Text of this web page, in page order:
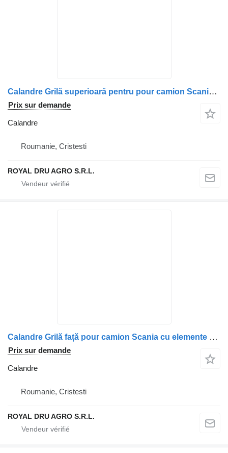
Calandre Grilă superioară pentru pour camion Scania – Model colorat albastru și portocaliu
Prix sur demande
Calandre
Roumanie, Cristesti
ROYAL DRU AGRO S.R.L.
Calandre Grilă față pour camion Scania cu elemente albastre
Prix sur demande
Calandre
Roumanie, Cristesti
ROYAL DRU AGRO S.R.L.